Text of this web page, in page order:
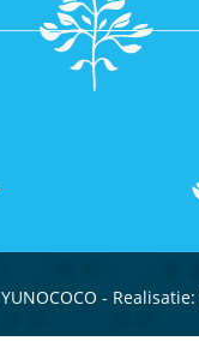
YUNOCOCO - Realisatie: